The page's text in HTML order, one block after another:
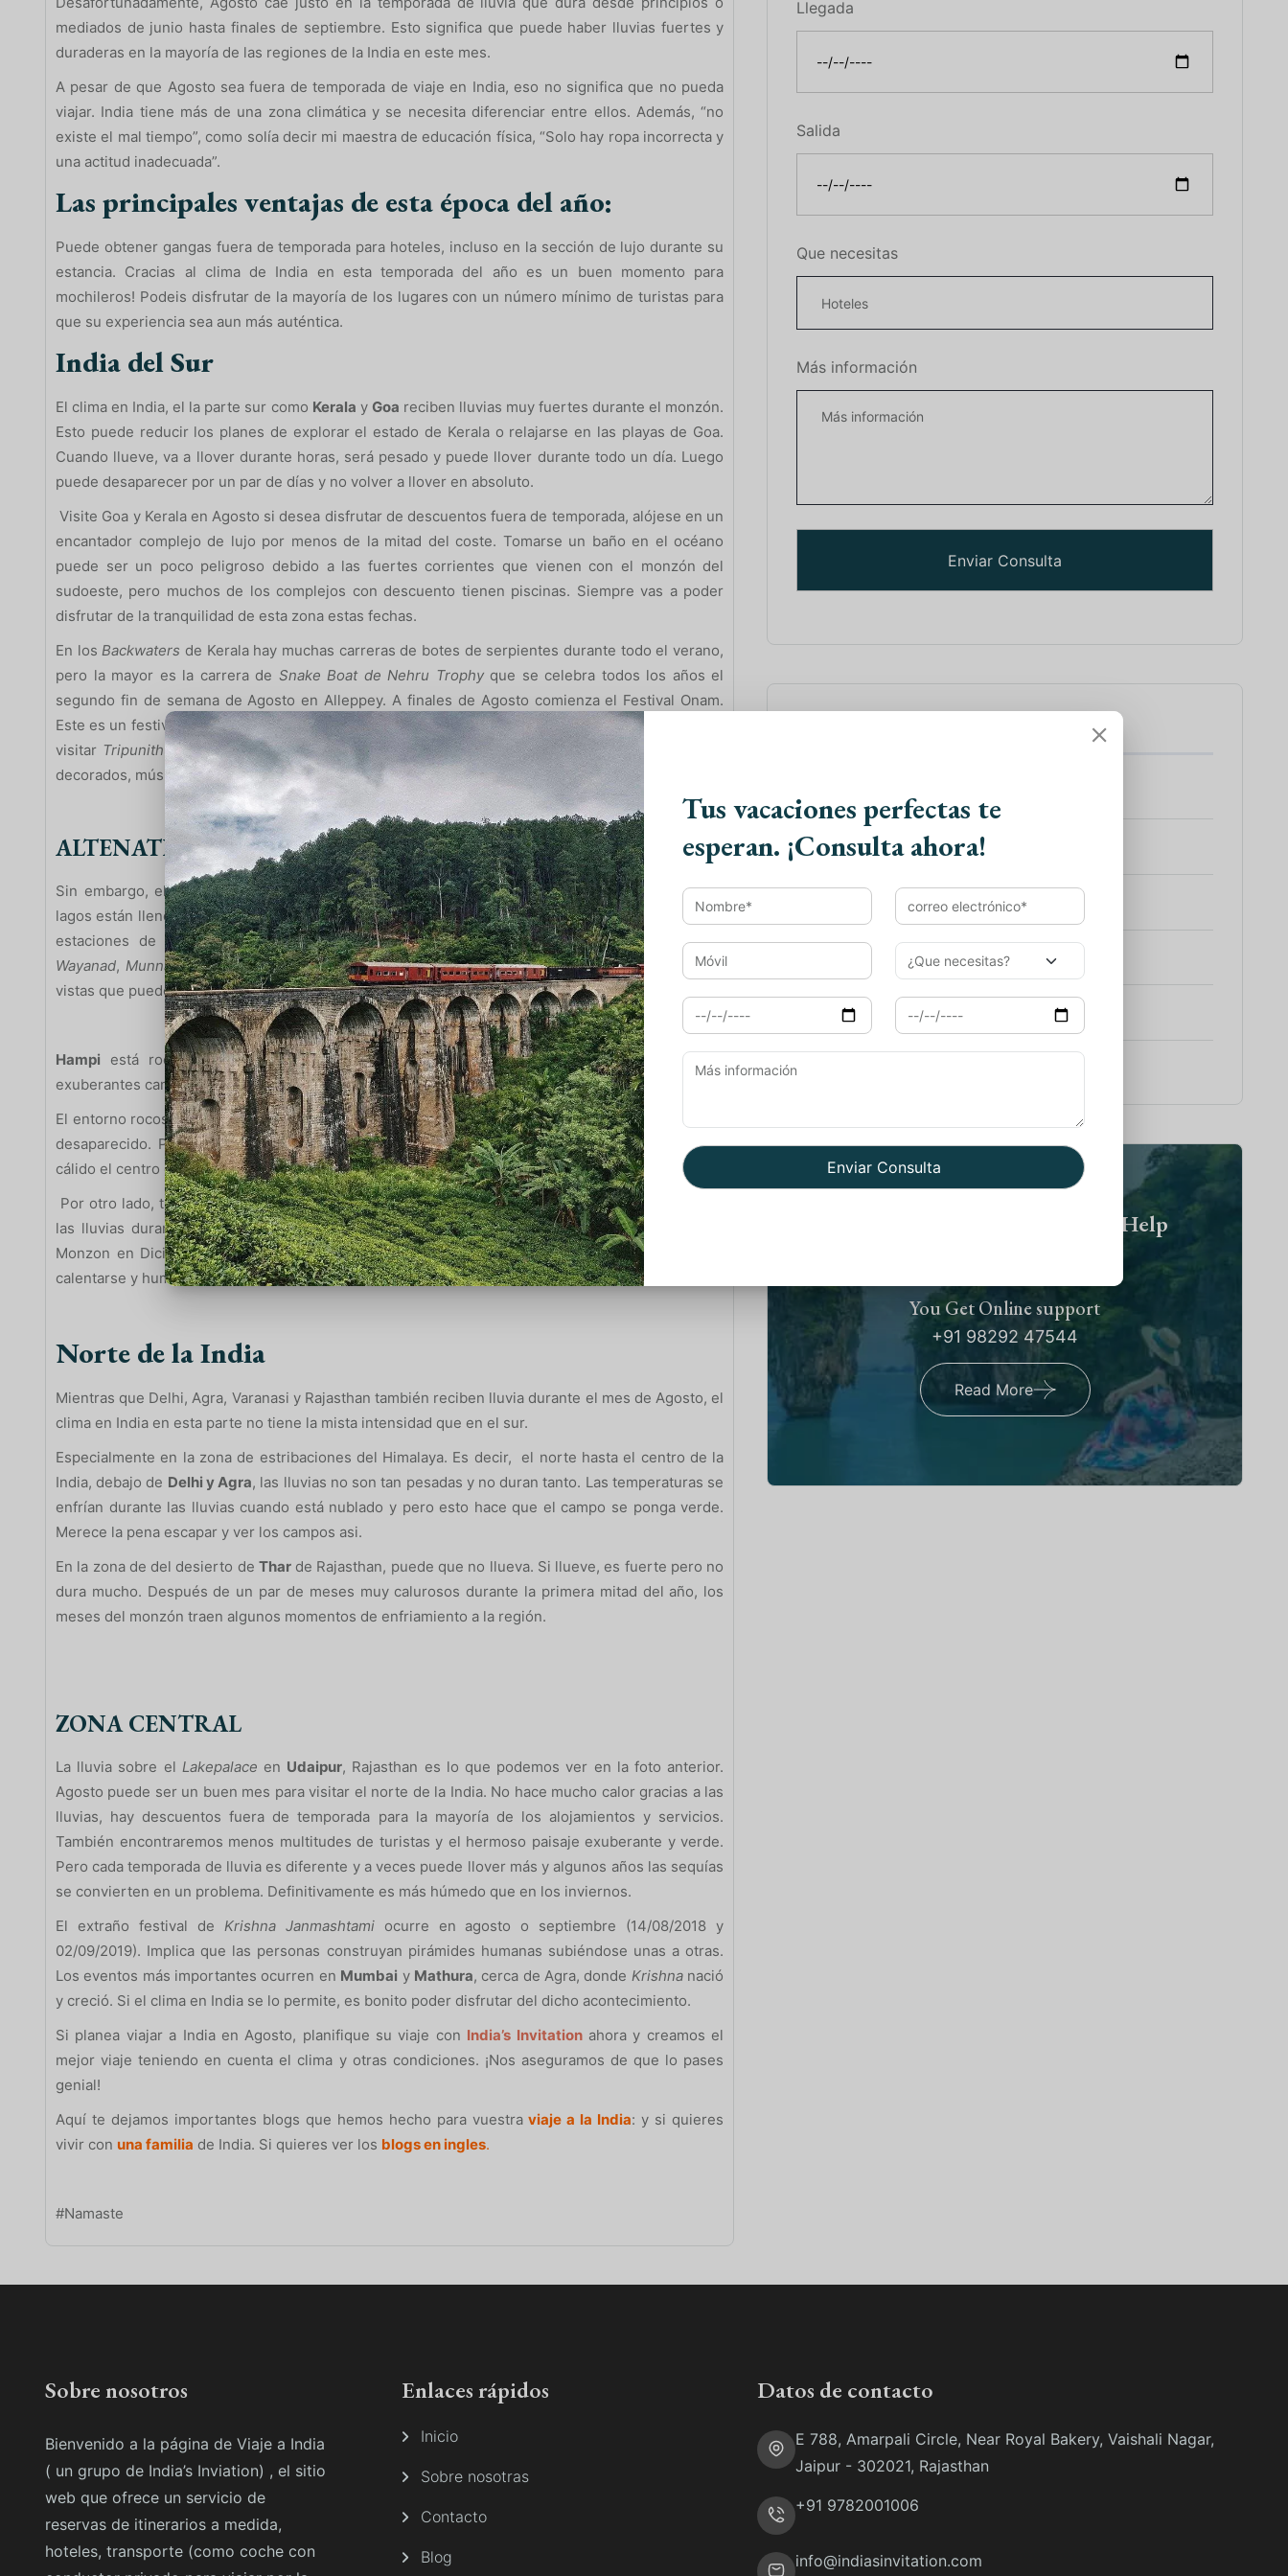
mediados de junio hasta finales de septiembre. Esto significa que puede haber lluvias fuertes y
duraderas en la mayoría de las regiones de la India en este mes.
A pesar de que Agosto sea fuera de temporada de viaje en India, eso no significa que no pueda
viajar. India tiene más de una zona climática y se necesita diferenciar entre ellos. Además, “no
existe el mal tiempo”, como solía decir mi maestra de educación física, “Solo hay ropa incorrecta y
una actitud inadecuada”.
Las principales ventajas de esta época del año:
Puede obtener gangas fuera de temporada para hoteles, incluso en la sección de lujo durante su
estancia. Cracias al clima de India en esta temporada del año es un buen momento para
mochileros! Podeis disfrutar de la mayoría de los lugares con un número mínimo de turistas para
que su experiencia sea aun más auténtica.
India del Sur
El clima en India, el la parte sur como Kerala y Goa reciben lluvias muy fuertes durante el monzón.
Esto puede reducir los planes de explorar el estado de Kerala o relajarse en las playas de Goa.
Cuando llueve, va a llover durante horas, será pesado y puede llover durante todo un día. Luego
puede desaparecer por un par de días y no volver a llover en absoluto.
Visite Goa y Kerala en Agosto si desea disfrutar de descuentos fuera de temporada, alójese en un
encantador complejo de lujo por menos de la mitad del coste. Tomarse un baño en el océano
puede ser un poco peligroso debido a las fuertes corrientes que vienen con el monzón del
sudoeste, pero muchos de los complejos con descuento tienen piscinas. Siempre vas a poder
disfrutar de la tranquilidad de esta zona estas fechas.
En losBackwaters de Kerala hay muchas carreras de botes de serpientes durante todo el verano,
pero la mayor es la carrera de Snake Boat de Nehru Trophyque se celebra todos los años el
segundo fin de semana de Agosto en Alleppey. A finales de Agosto comienza el Festival Onam.
Este es un festival de la cosecha y la celebración más importante en Kerala. El primer día deberías
visitar Tripunithura, cerca de Ernakulam en Kochi.Donde se realizaría un desfile con elefantes
decorados, música y coloridos locales vestidos (25/08/2018 y 15/08/2019).
ALTENATIVA
Sin embargo, el campo cobra vida durante estos meses. Es magníficamente verde y los ríos y
lagos están llenos de agua. Debido a que en la zona costera hace mucho calor, y muy húmedo, las
estaciones de montaña se convierten en destinos populares entre los turistas nacionales.
Wayanad, MunnaryThekkadyen Kerala ofrecen una exuberante naturaleza verde y fascinantes
vistas que puedes disfrutar del clima de la India en Agosto en esta zona.
Hampi está rodeado de exuberantes campos de arroz verde en el monzón. Rodeada de
exuberantes campos de arroz verde en la epoca del monzón.
El entorno rocoso de Hampi, podrás explorar antiguas ruinas de templos y palacios de un imperio
desaparecido. Puede valer la pena una visita, ya que durante el resto del año puede ser muy
cálido el centro de la India.
Por otro lado, trate de evitar visitar el estado deTamil Naduen Agosto por el clima en India. En
las lluvias durante el primer monzón, Tamil Nadu también se enfrenta a una segunda fase de
Monzon en Diciembre (han sido bastante débiles aquí en los últimos años). Por lo que puede
calentarse y humedecer sin los efectos de enfriamiento de la lluvia.
Norte de la India
Mientras que Delhi, Agra, Varanasi y Rajasthan también reciben lluvia durante el mes de Agosto, el
clima en India en esta parte no tiene la mista intensidad que en el sur.
Especialmente en la zona de estribaciones del Himalaya. Es decir, el norte hasta el centro de la
India, debajo de Delhi y Agra, las lluvias no son tan pesadas y no duran tanto. Las temperaturas se
enfrían durante las lluvias cuando está nublado y pero esto hace que el campo se ponga verde.
Merece la pena escapar y ver los campos asi.
En la zona de del desierto de Tharde Rajasthan, puede que no llueva. Si llueve, es fuerte pero no
dura mucho. Después de un par de meses muy calurosos durante la primera mitad del año, los
meses del monzón traen algunos momentos de enfriamiento a la región.
ZONA CENTRAL
La lluvia sobre el Lakepalace en Udaipur, Rajasthan es lo que podemos ver en la foto anterior.
Agosto puede ser un buen mes para visitar el norte de la India. No hace mucho calor gracias a las
lluvias, hay descuentos fuera de temporada para la mayoría de los alojamientos y servicios.
También encontraremos menos multitudes de turistas y el hermoso paisaje exuberante y verde.
Pero cada temporada de lluvia es diferente y a veces puede llover más y algunos años las sequías
se convierten en un problema. Definitivamente es más húmedo que en los inviernos.
El extraño festival de Krishna Janmashtamiocurre en agosto o septiembre (14/08/2018 y
02/09/2019). Implica que las personas construyan pirámides humanas subiéndose unas a otras.
Los eventos más importantes ocurren en Mumbai y Mathura, cerca de Agra, donde Krishnanació
y creció. Si el clima en India se lo permite, es bonito poder disfrutar del dicho acontecimiento.
Si planea viajar a India en Agosto, planifique su viaje con India’s Invitationahora y creamos el
mejor viaje teniendo en cuenta el clima y otras condiciones. ¡Nos aseguramos de que lo pases
genial!
Aquí te dejamos importantes blogs que hemos hecho para vuestraviaje a la India: y si quieres
vivir con una familia de India. Si quieres ver los blogs en ingles.
#Namaste
Llegada
Salida
Que necesitas
Más información
Paquetes de Viajes
Viaje Sur de la India
Viaje a Rajasthan con Varanasi
Viajes Rajasthan
Viaje a India y Nepal
Need Help? We Are Here To Help
You Get Online support
+91 98292 47544
Read More
Sobre nosotros
Bienvenido a la página de Viaje a India
( un grupo de India’s Inviation) , el sitio
web que ofrece un servicio de
reservas de itinerarios a medida,
hoteles, transporte (como coche con
Enlaces rápidos
Inicio
Sobre nosotras
Contacto
Blog
Datos de contacto
E 788, Amarpali Circle, Near Royal Bakery, Vaishali Nagar,
Jaipur - 302021, Rajasthan
+91 9782001006
info@indiasinvitation.com
Tus vacaciones perfectas te
esperan. ¡Consulta ahora!